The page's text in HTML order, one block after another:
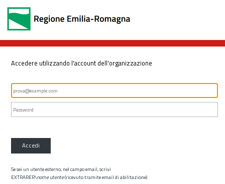
Accedere utilizzando l'account dell'organizzazione
Accedi
Se sei un utente esterno, nel campo email, scrivi
EXTRARER\nome utente(ricevuto tramite email di abilitazione)